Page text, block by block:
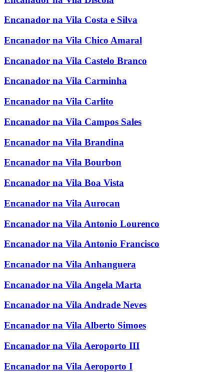
Encanador na Vila Costa e Silva
Encanador na Vila Chico Amaral
Encanador na Vila Castelo Branco
Encanador na Vila Carminha
Encanador na Vila Carlito
Encanador na Vila Campos Sales
Encanador na Vila Brandina
Encanador na Vila Bourbon
Encanador na Vila Boa Vista
Encanador na Vila Aurocan
Encanador na Vila Antonio Lourenco
Encanador na Vila Antonio Francisco
Encanador na Vila Anhanguera
Encanador na Vila Angela Marta
Encanador na Vila Andrade Neves
Encanador na Vila Alberto Simoes
Encanador na Vila Aeroporto III
Encanador na Vila Aeroporto I